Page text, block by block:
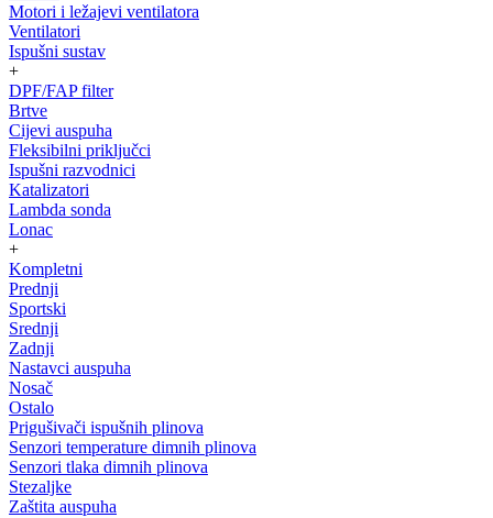
Motori i ležajevi ventilatora
Ventilatori
Ispušni sustav
+
DPF/FAP filter
Brtve
Cijevi auspuha
Fleksibilni priključci
Ispušni razvodnici
Katalizatori
Lambda sonda
Lonac
+
Kompletni
Prednji
Sportski
Srednji
Zadnji
Nastavci auspuha
Nosač
Ostalo
Prigušivači ispušnih plinova
Senzori temperature dimnih plinova
Senzori tlaka dimnih plinova
Stezaljke
Zaštita auspuha